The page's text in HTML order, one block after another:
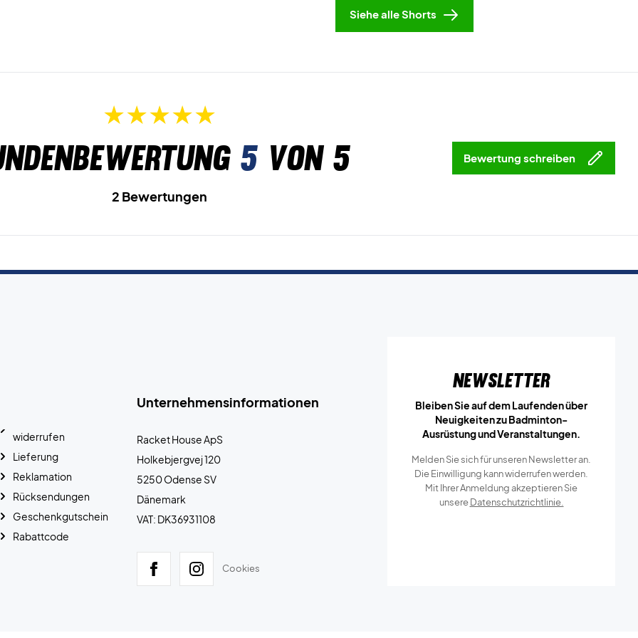
Siehe alle Shorts
5von 5 Bewertung schreiben
2 Bewertungen
Unternehmensinformationen
Racket House ApS
Holkebjergvej 120
5250 Odense SV
Dänemark
VAT: DK36931108
Cookies
widerrufen
Lieferung
Reklamation
Rücksendungen
Geschenkgutschein
Rabattcode
Newsletter
Bleiben Sie auf dem Laufenden über
Neuigkeiten zu Badminton-
Ausrüstung und Veranstaltungen.
Melden Sie sich für unseren Newsletter an.
Die Einwilligung kann widerrufen werden.
Mit Ihrer Anmeldung akzeptieren Sie
unsereDatenschutzrichtlinie.